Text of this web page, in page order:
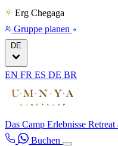
Erg Chegaga
Gruppe planen
DE
EN FR ES DE BR
Das Camp Erlebnisse Retreat
Buchen